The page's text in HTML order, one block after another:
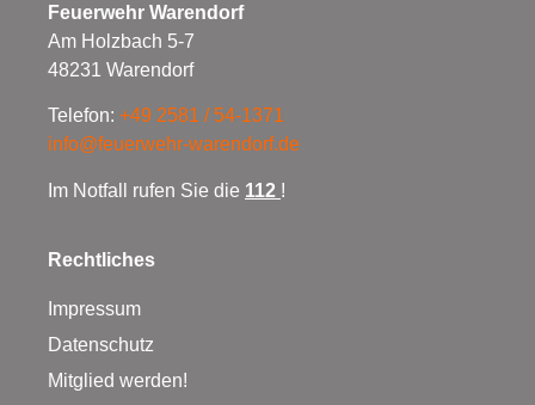
Feuerwehr Warendorf
Am Holzbach 5-7
48231 Warendorf
Telefon: +49 2581 / 54-1371
info@feuerwehr-warendorf.de
Im Notfall rufen Sie die 112 !
Rechtliches
Impressum
Datenschutz
Mitglied werden!